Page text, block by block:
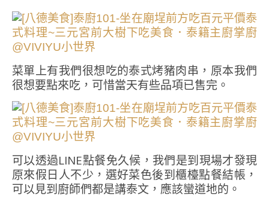
菜單上有我們很想吃的泰式烤豬肉串，原本我們
很想要點來吃，可惜當天有些品項已售完。
可以透過LINE點餐免久候，我們是到現場才發現
原來假日人不少，選好菜色後到櫃檯點餐結帳，
可以見到廚師們都是講泰文，應該蠻道地的。